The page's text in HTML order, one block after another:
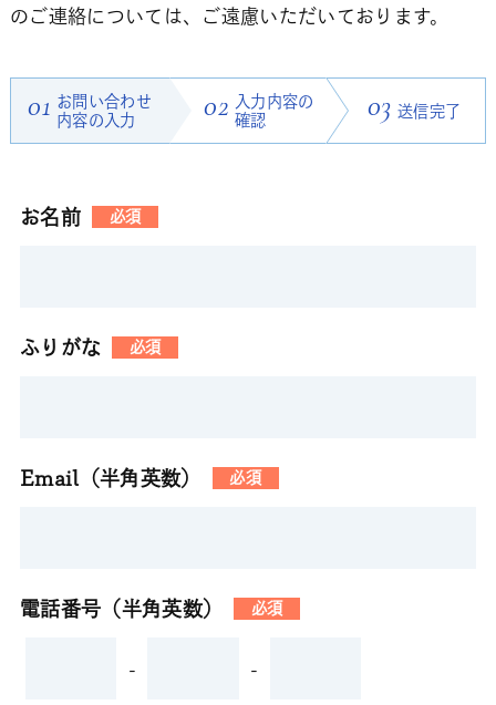
のご連絡については、ご遠慮いただいております。
01 お問い合わせ
内容の入力
02 入力内容の
確認
03 送信完了
お名前 必須
ふりがな 必須
Email（半角英数） 必須
電話番号（半角英数） 必須
- -